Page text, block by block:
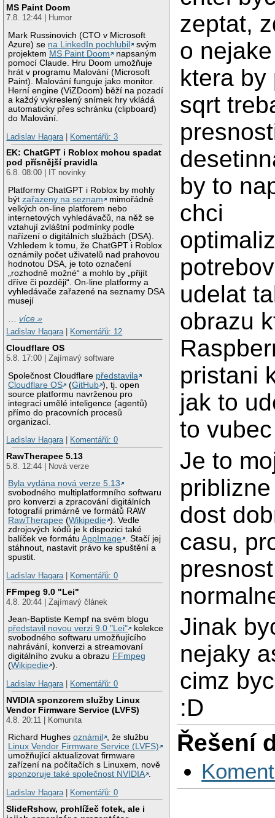
MS Paint Doom
7.8. 12:44 | Humor
Mark Russinovich (CTO v Microsoft
Azure) se na LinkedIn pochlubil
svým
projektem MS Paint Doom
napsaným
pomocí Claude. Hru Doom umožňuje
hrát v programu Malování (Microsoft
Paint). Malování funguje jako monitor.
Herní engine (ViZDoom) běží na pozadí
a každý vykreslený snímek hry vkládá
automaticky přes schránku (clipboard)
do Malování.
Ladislav Hagara
Komentářů: 3
EK: ChatGPT i Roblox mohou spadat
pod přísnější pravidla
6.8. 08:00 | IT novinky
Platformy ChatGPT i Roblox by mohly
býtzařazeny na seznam
mimořádně
velkých on-line platforem nebo
internetových vyhledávačů, na něž se
vztahují zvláštní podmínky podle
nařízení o digitálních službách (DSA).
Vzhledem k tomu, že ChatGPT i Roblox
oznámily počet uživatelů nad prahovou
hodnotou DSA, je toto označení
„rozhodně možné“ a mohlo by „přijít
dříve či později“. On-line platformy a
vyhledávače zařazené na seznamy DSA
musejí
…více »
Ladislav Hagara| Komentářů: 12
Cloudflare OS
5.8. 17:00 | Zajímavý software
Společnost Cloudflare představila
Cloudflare OS
(GitHub ), tj. open
source platformu navrženou pro
integraci umělé inteligence (agentů)
přímo do pracovních procesů
organizací.
Ladislav Hagara| Komentářů: 0
RawTherapee 5.13
5.8. 12:44 | Nová verze
Byla vydána nová verze 5.13
svobodného multiplatformního softwaru
pro konverzi a zpracování digitálních
fotografií primárně ve formátů RAW
RawTherapee (Wikipedie ). Vedle
zdrojových kódů je k dispozici také
balíček ve formátuAppImage . Stačí jej
stáhnout, nastavit právo ke spuštění a
spustit.
Ladislav Hagara| Komentářů: 0
FFmpeg 9.0 "Lei"
4.8. 20:44 | Zajímavý článek
Jean-Baptiste Kempf na svém blogu
představil novou verzi 9.0 "Lei"
kolekce
svobodného softwaru umožňujícího
nahrávání, konverzi a streamovaní
digitálního zvuku a obrazu FFmpeg
(Wikipedie ).
Ladislav Hagara| Komentářů: 0
NVIDIA sponzorem služby Linux
Vendor Firmware Service (LVFS)
4.8. 20:11 | Komunita
Richard Hughesoznámil
, že službu
Linux Vendor Firmware Service (LVFS)
umožňující aktualizovat firmware
zařízení na počítačích s Linuxem, nově
sponzoruje také společnost NVIDIA .
Ladislav Hagara| Komentářů: 0
SlideRshow, prohlížeč fotek, ale i
zeptat,
o
ktera by
sqrt
by to
chci
udelat
obrazu
pristani
jak to
to
Je to
dost
casu,
Jinak
nejaky
cimz
:D
Řešení